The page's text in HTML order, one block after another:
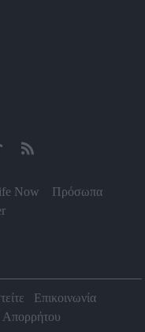
Now
Πρόσωπα
Επικοινωνία
Απορρήτου